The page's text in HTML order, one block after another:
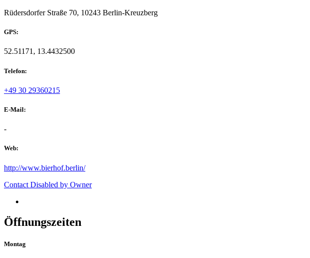
Rüdersdorfer Straße 70, 10243 Berlin-Kreuzberg
GPS:
52.51171, 13.4432500
Telefon:
+49 30 29360215
E-Mail:
-
Web:
http://www.bierhof.berlin/
Contact Disabled by Owner
Öffnungszeiten
Montag